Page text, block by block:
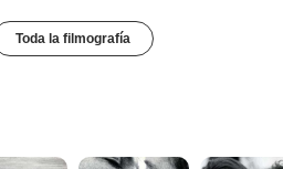
Toda la filmografía